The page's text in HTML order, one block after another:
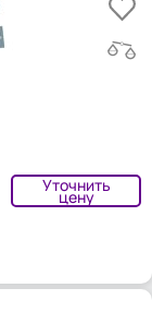
Уточнить
цену